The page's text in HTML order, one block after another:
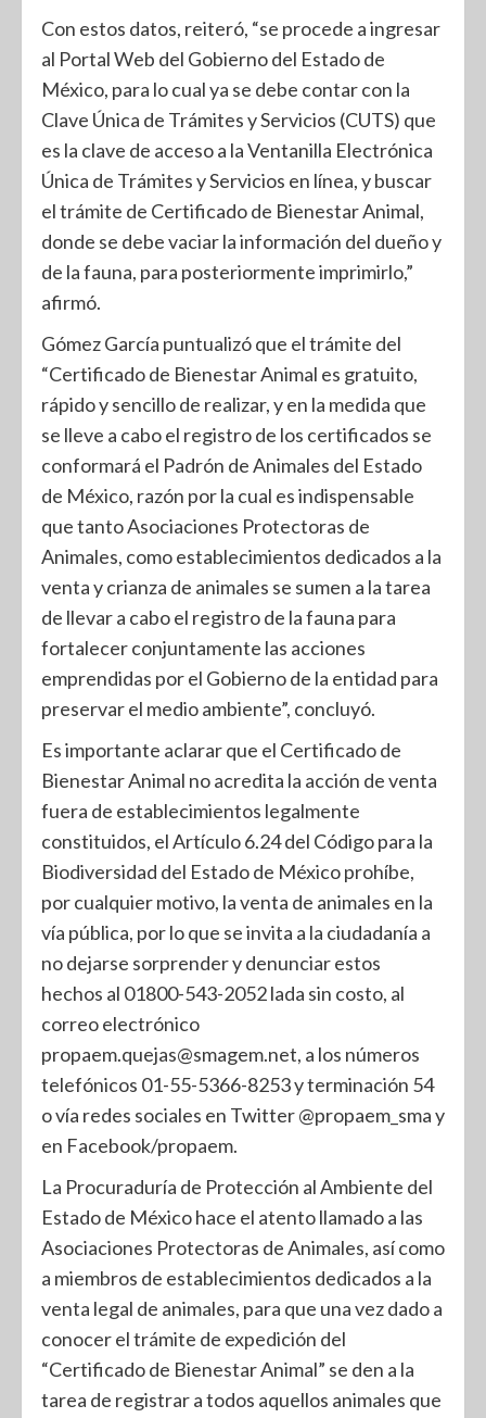
Con estos datos, reiteró, “se procede a ingresar
al Portal Web del Gobierno del Estado de
México, para lo cual ya se debe contar con la
Clave Única de Trámites y Servicios (CUTS) que
es la clave de acceso a la Ventanilla Electrónica
Única de Trámites y Servicios en línea, y buscar
el trámite de Certificado de Bienestar Animal,
donde se debe vaciar la información del dueño y
de la fauna, para posteriormente imprimirlo,”
afirmó.
Gómez García puntualizó que el trámite del
“Certificado de Bienestar Animal es gratuito,
rápido y sencillo de realizar, y en la medida que
se lleve a cabo el registro de los certificados se
conformará el Padrón de Animales del Estado
de México, razón por la cual es indispensable
que tanto Asociaciones Protectoras de
Animales, como establecimientos dedicados a la
venta y crianza de animales se sumen a la tarea
de llevar a cabo el registro de la fauna para
fortalecer conjuntamente las acciones
emprendidas por el Gobierno de la entidad para
preservar el medio ambiente”, concluyó.
Es importante aclarar que el Certificado de
Bienestar Animal no acredita la acción de venta
fuera de establecimientos legalmente
constituidos, el Artículo 6.24 del Código para la
Biodiversidad del Estado de México prohíbe,
por cualquier motivo, la venta de animales en la
vía pública, por lo que se invita a la ciudadanía a
no dejarse sorprender y denunciar estos
hechos al 01800-543-2052 lada sin costo, al
correo electrónico
propaem.quejas@smagem.net, a los números
telefónicos 01-55-5366-8253 y terminación 54
o vía redes sociales en Twitter @propaem_sma y
en Facebook/propaem.
La Procuraduría de Protección al Ambiente del
Estado de México hace el atento llamado a las
Asociaciones Protectoras de Animales, así como
a miembros de establecimientos dedicados a la
venta legal de animales, para que una vez dado a
conocer el trámite de expedición del
“Certificado de Bienestar Animal” se den a la
tarea de registrar a todos aquellos animales que